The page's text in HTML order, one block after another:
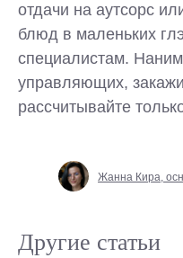
отдачи на аутсорс
блюд в маленьких
специалистам.
управляющих,
рассчитывайте
Жанна Кира,
Другие статьи